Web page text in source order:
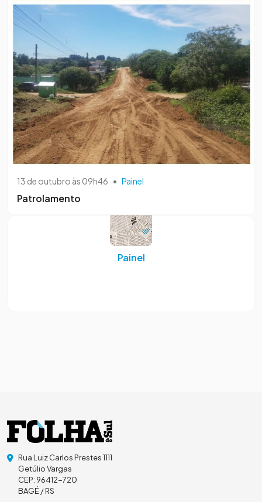
13 de outubro às 09h46 • Painel
Patrolamento
Painel
Rua Luiz Carlos Prestes 1111
Getúlio Vargas
CEP: 96412-720
BAGÉ / RS